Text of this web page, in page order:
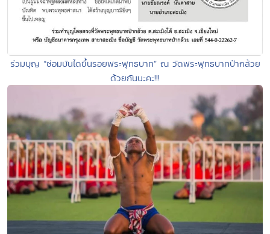
ร่วมบุญ “ซ่อมบันไดขึ้นรอยพระพุทธบาท” ณ วัดพระพุทธบาทป่ากล้วย
ด้วยกันนะคะ!!!